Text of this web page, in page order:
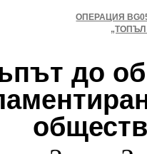
ОПЕРАЦИЯ
до